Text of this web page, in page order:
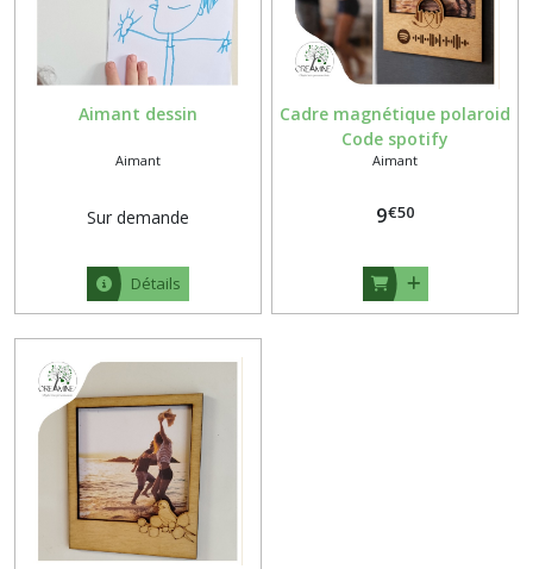
Aimant dessin
Aimant
Sur demande
Détails
Cadre magnétique polaroid
Code spotify
Aimant
9€50
Maîtresse
(10)
Fête
mamies
Fête